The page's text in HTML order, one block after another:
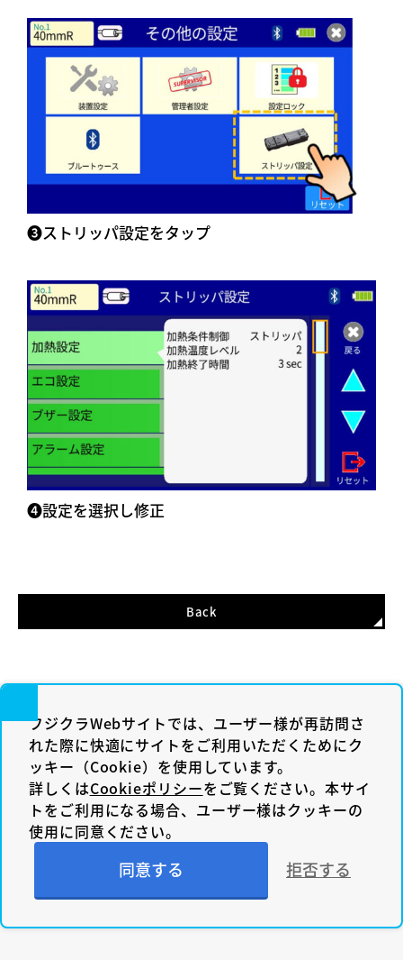
➌ストリッパ設定をタップ
➍設定を選択し修正
Back
フジクラWebサイトでは、ユーザー様が再訪問さ
れた際に快適にサイトをご利用いただくためにク
ッキー（Cookie）を使用しています。
詳しくはCookieポリシーをご覧ください。本サイ
トをご利用になる場合、ユーザー様はクッキーの
使用に同意ください。
同意する 拒否する
融着接続機 関連製品
製品情報
- 通信ケーブル用